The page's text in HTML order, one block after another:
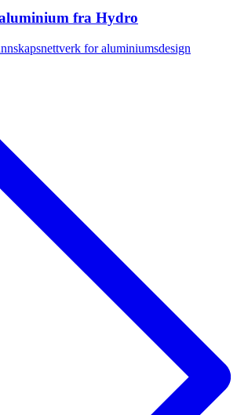
fra Hydro
for aluminiumsdesign